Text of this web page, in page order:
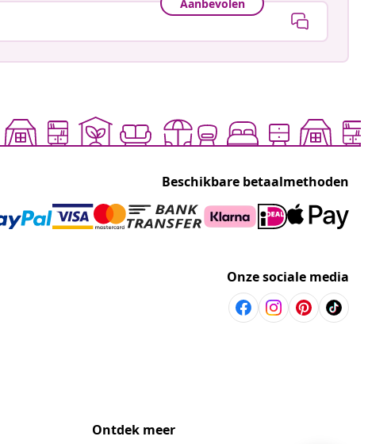
Aanbevolen
Beschikbare betaalmethoden
Onze sociale media
Ontdek meer